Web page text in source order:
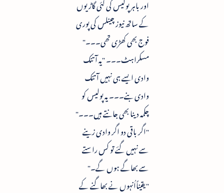
کے ساتھ نیوز چینلس کی پوری
فوج بھی کھڑی تھی۔۔۔"
مسکراہٹ۔۔۔ "یہ آتنک
وادی ایسے ہی نہیں آتنک
وادی بنے۔۔۔ یہ پولیس کو
چکمہ دینا بھی جانتے ہیں۔۔۔"
"اگر باقی دو اگر وادی زینے
سے نہیں گئے تو کس راستے
سے بھاگے ہوں گے۔"
"یقیناًاُنہوں نے بھاگنے کے